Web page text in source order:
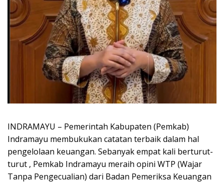
INDRAMAYU – Pemerintah Kabupaten (Pemkab)
Indramayu membukukan catatan terbaik dalam hal
pengelolaan keuangan. Sebanyak empat kali berturut-
turut , Pemkab Indramayu meraih opini WTP (Wajar
Tanpa Pengecualian) dari Badan Pemeriksa Keuangan